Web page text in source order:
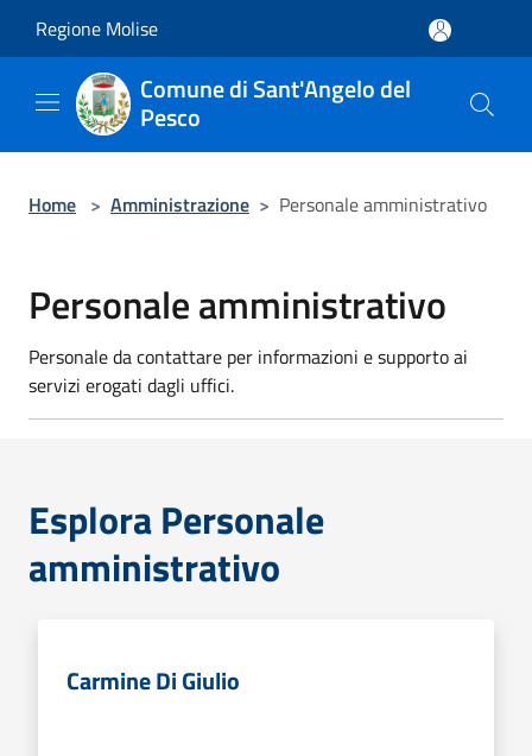
Regione Molise
Comune di Sant'Angelo del
Pesco
Home > Amministrazione > Personale amministrativo
Personale amministrativo
Personale da contattare per informazioni e supporto ai
servizi erogati dagli uffici.
Esplora Personale
amministrativo
Carmine Di Giulio